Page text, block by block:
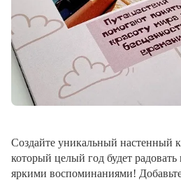
Создайте уникальный настенный
который целый год будет
яркими воспоминаниями!